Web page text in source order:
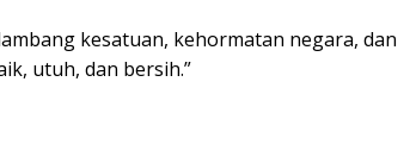
kesatuan, kehormatan negara, dan
utuh, dan bersih.”